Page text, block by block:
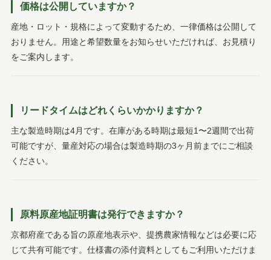
価格は公開していますか？
産地・ロット・規格によって変動するため、一律価格は公開して
おりません。用途と希望数量をお知らせいただければ、お見積り
をご案内します。
リードタイムはどれくらいかかりますか？
主な製造時期は4月です。在庫がある時期は最短1〜2週間で出荷
可能ですが、量産対応の場合は製造時期の3ヶ月前までにご相談
ください。
原料原産地証明書は発行できますか？
京都府産である旨の原産地表示や、提携農家情報などは必要に応
じて共有可能です。仕様書の添付資料としてもご利用いただけま